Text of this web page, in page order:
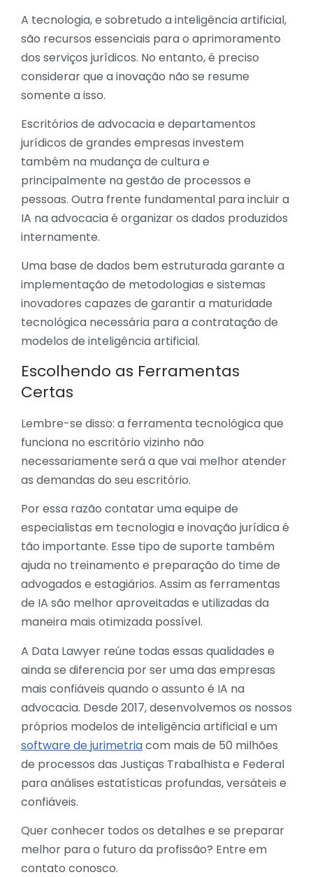
A tecnologia, e sobretudo a inteligência artificial,
são recursos essenciais para o aprimoramento
dos serviços jurídicos. No entanto, é preciso
considerar que a inovação não se resume
somente a isso.
Escritórios de advocacia e departamentos
jurídicos de grandes empresas investem
também na mudança de cultura e
principalmente na gestão de processos e
pessoas. Outra frente fundamental para incluir a
IA na advocacia é organizar os dados produzidos
internamente.
Uma base de dados bem estruturada garante a
implementação de metodologias e sistemas
inovadores capazes de garantir a maturidade
tecnológica necessária para a contratação de
modelos de inteligência artificial.
Escolhendo as Ferramentas
Certas
Lembre-se disso: a ferramenta tecnológica que
funciona no escritório vizinho não
necessariamente será a que vai melhor atender
as demandas do seu escritório.
Por essa razão contatar uma equipe de
especialistas em tecnologia e inovação jurídica é
tão importante. Esse tipo de suporte também
ajuda no treinamento e preparação do time de
advogados e estagiários. Assim as ferramentas
de IA são melhor aproveitadas e utilizadas da
maneira mais otimizada possível.
A Data Lawyer reúne todas essas qualidades e
ainda se diferencia por ser uma das empresas
mais confiáveis quando o assunto é IA na
advocacia. Desde 2017, desenvolvemos os nossos
próprios modelos de inteligência artificial e um
software de jurimetriacom mais de 50 milhões
de processos das Justiças Trabalhista e Federal
para análises estatísticas profundas, versáteis e
confiáveis.
Quer conhecer todos os detalhes e se preparar
melhor para o futuro da profissão? Entre em
contato conosco.